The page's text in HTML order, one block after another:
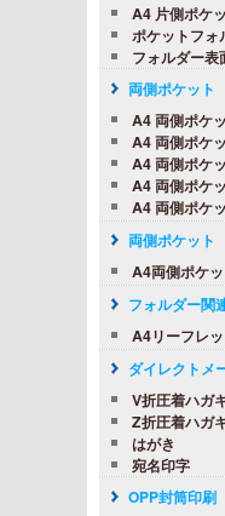
A4 片側ポケ
ポケットフォ
フォルダー表
両側ポケッ
A4 両側ポケ
A4 両側ポケ
A4 両側ポケ
A4 両側ポケ
A4 両側ポケ
両側ポケット
A4両側ポケ
フォルダー関
A4リーフレッ
ダイレクトメ
V折圧着ハガ
Z折圧着ハガ
はがき
宛名印字
OPP封筒印刷